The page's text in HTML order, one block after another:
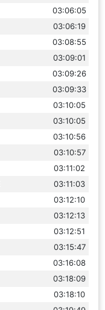
03:06:05
03:06:19
03:08:55
03:09:01
03:09:26
03:09:33
03:10:05
03:10:05
03:10:56
03:10:57
03:11:02
03:11:03
03:12:10
03:12:13
03:12:51
03:15:47
03:16:08
03:18:09
03:18:10